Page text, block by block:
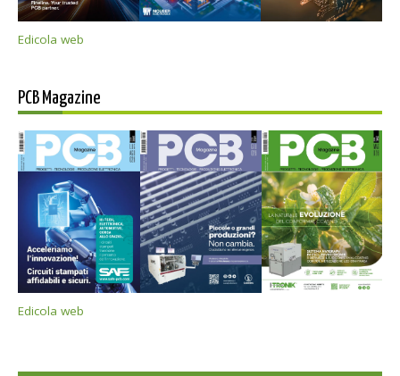
Edicola web
PCB Magazine
Edicola web